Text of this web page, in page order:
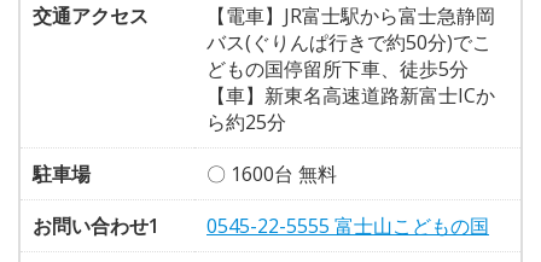
交通アクセス
【電車】JR富士駅から富士急静岡
バス(ぐりんぱ行きで約50分)でこ
どもの国停留所下車、徒歩5分
【車】新東名高速道路新富士ICか
ら約25分
駐車場
〇 1600台 無料
お問い合わせ1
0545-22-5555 富士山こどもの国